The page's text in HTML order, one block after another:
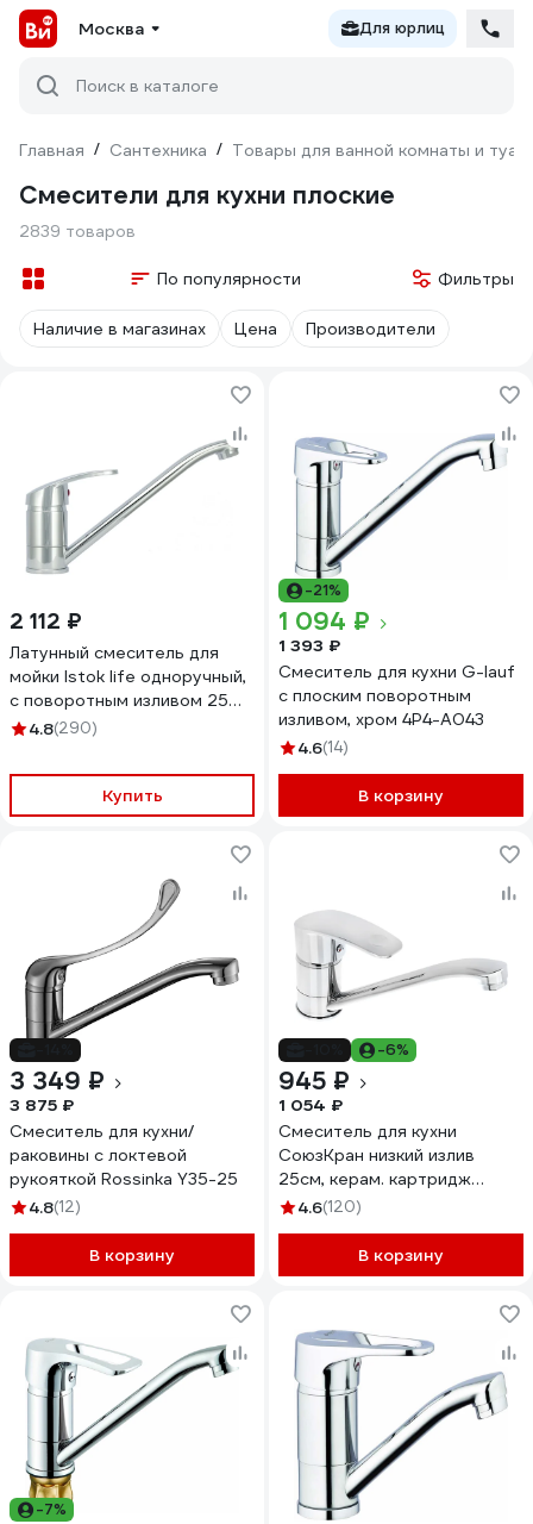
Москва Для юрлиц
Поиск в каталоге
Главная / Сантехника / Товары для ванной комнаты и
Смесители для кухни плоские
2839 товаров
По популярности Фильтры
Наличие в магазинах Цена Производители
2 112 ₽
Латунный смеситель для
мойки Istok life одноручный,
с поворотным изливом 25
см, картридж 40 мм
4.8(290)
Купить
-21%
1 094 ₽
1 393 ₽
Смеситель для кухни G-lauf
с плоским поворотным
изливом, хром 4P4-A043
4.6(14)
В корзину
3 349 ₽
3 875 ₽
Смеситель для кухни/
раковины с локтевой
рукояткой Rossinka Y35-25
4.8(12)
В корзину
-6%
945 ₽
1 054 ₽
Смеситель для кухни
СоюзКран низкий излив
25см, керам. картридж
40мм, хром SK01-I114 566-
4.6(120)
В корзину
-7%